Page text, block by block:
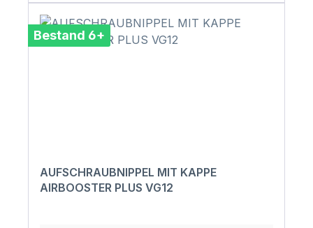
Bestand 6+
AUFSCHRAUBNIPPEL MIT KAPPE
AIRBOOSTER PLUS VG12